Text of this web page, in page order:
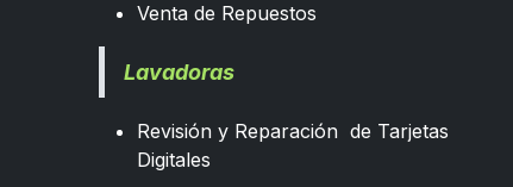
Venta de Repuestos
Lavadoras
Revisión y Reparación de Tarjetas
Digitales